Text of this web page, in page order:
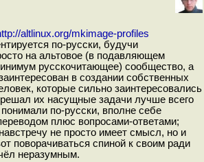
altlinux.org/mkimage-profiles
по-русски, будучи
на альтовое (в подавляющем
русскочитающее) сообщество, а
в создании собственных
которые сильно заинтересовались
их насущные задачи лучше всего
по-русски, вполне себе
плюс вопросами-ответами;
не просто имеет смысл, но и
поворачиваться спиной к своим ради
неразумным.